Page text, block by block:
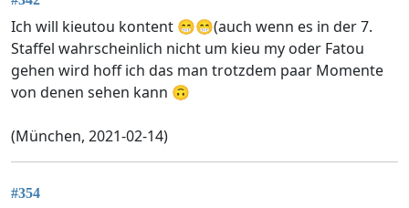
Ich will kieutou kontent 😁😁(auch wenn es in der 7.
Staffel wahrscheinlich nicht um kieu my oder Fatou
gehen wird hoff ich das man trotzdem paar Momente
von denen sehen kann 🙃
(München, 2021-02-14)
#354